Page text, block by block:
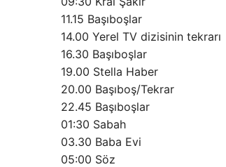
11.15 Başıboşlar
14.00 Yerel TV dizisinin tekrarı
16.30 Başıboşlar
19.00 Stella Haber
20.00 Başıboş/Tekrar
22.45 Başıboşlar
01:30 Sabah
03.30 Baba Evi
05:00 Söz